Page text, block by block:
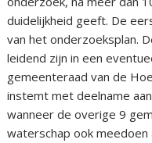
duidelijkheid geeft. De
van het onderzoeksplan.
leidend zijn in een
gemeenteraad van de
instemt met deelname
wanneer de overige 9
waterschap ook